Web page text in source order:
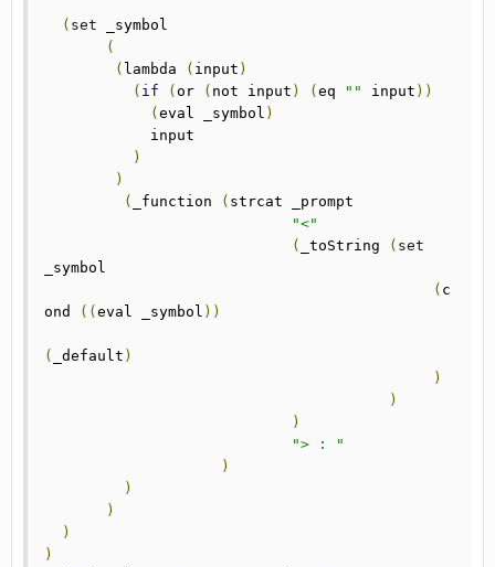
( set _symbol
(
(
( input )
( if ( or ( not input ) ( eq "" input ))
( eval _symbol )
)
)
(
_function ( strcat _prompt
"<"
(
_toString ( set
_symbol
( c
ond
(( eval _symbol ))
( _default )
)
)
)
"> : "
)
)
)
)
)